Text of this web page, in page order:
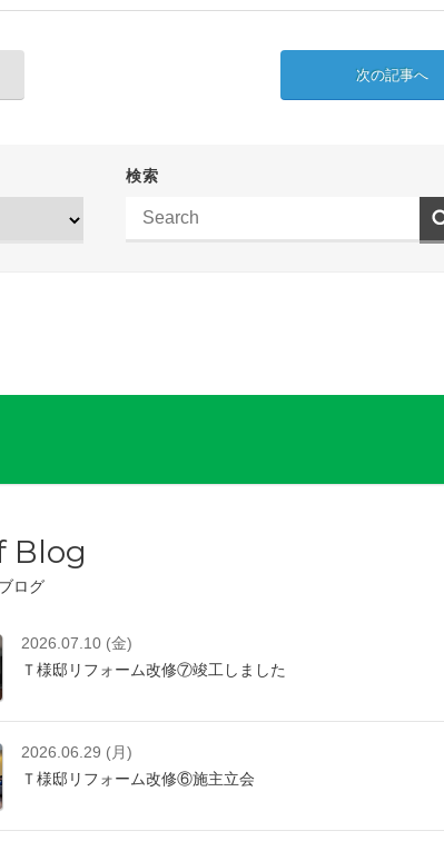
次の記事へ
検索
Blog
ログ
2026.07.10 (金)
Ｔ様邸リフォーム改修⑦竣工しました
2026.06.29 (月)
Ｔ様邸リフォーム改修⑥施主立会